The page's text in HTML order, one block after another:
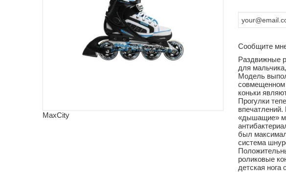
MaxCity
Сообщите
Раздвижные
для
Модель
совмещенном
коньки
Прогулки
«дышащие»
был
система
роликовые
детская нога